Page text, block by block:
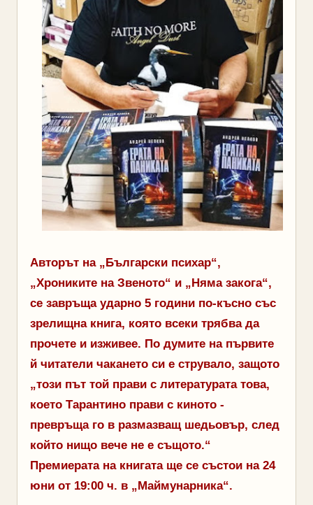
Авторът на „Български психар“,
„Хрониките на Звеното“ и „Няма закога“,
се завръща ударно 5 години по-късно със
зрелищна книга, която всеки трябва да
прочете и изживее. По думите на първите
й читатели чакането си е струвало, защото
„този път той прави с литературата това,
което Тарантино прави с киното -
превръща го в размазващ шедьовър, след
който нищо вече не е същото.“
Премиерата на книгата ще се състои на 24
юни от 19:00 ч. в „Маймунарника“.